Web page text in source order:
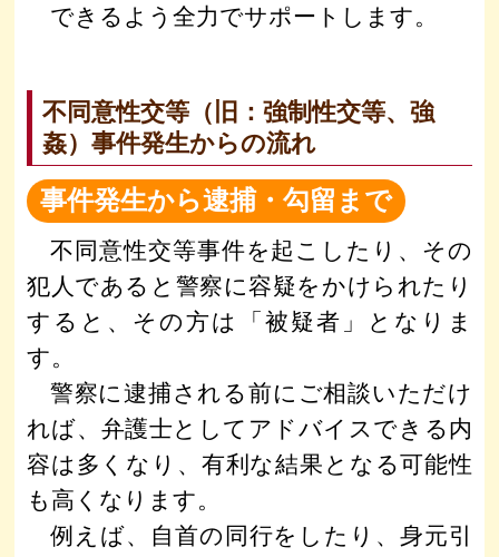
できるよう全力でサポートします。
不同意性交等（旧：強制性交等、強
姦）事件発生からの流れ
事件発生から逮捕・勾留まで
不同意性交等事件を起こしたり、その
犯人であると警察に容疑をかけられたり
すると、その方は「被疑者」となりま
す。
警察に逮捕される前にご相談いただけ
れば、弁護士としてアドバイスできる内
容は多くなり、有利な結果となる可能性
も高くなります。
例えば、自首の同行をしたり、身元引